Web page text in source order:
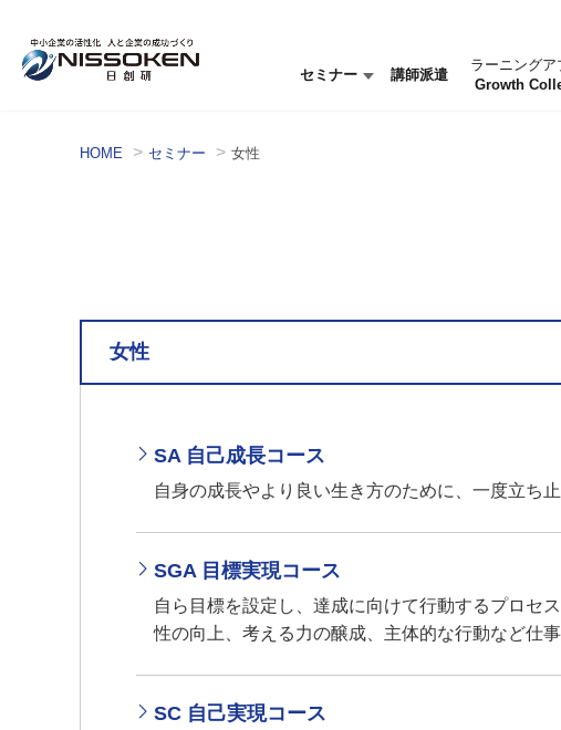
セミナー 講師派遣
ラーニングア
Growth
HOME セミナー 女性
女性
SA 自己成長コース
自身の成長やより良い生き方のために、一度立
SGA 目標実現コース
自ら目標を設定し、達成に向けて行動するプロセ
性の向上、考える力の醸成、主体的な行動など仕
SC 自己実現コース